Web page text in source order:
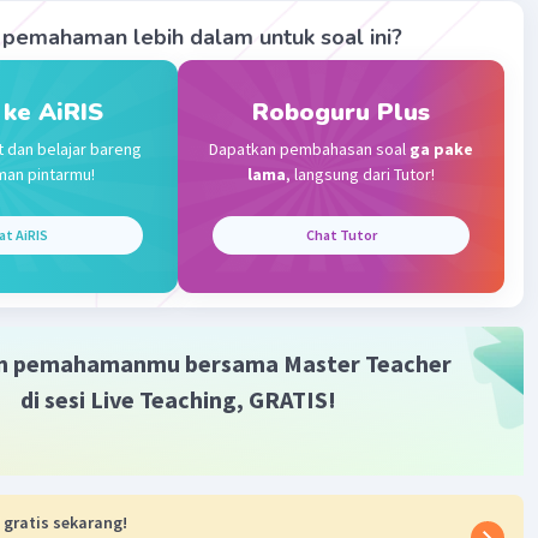
Community
00:02
lebih dalam untuk soal ini?
AiRIS
dan belajar bareng
pintarmu!
AiRIS
Roboguru Plus
Dapatkan pembahasan soal ga pake
lama, langsung dari Tutor!
Chat Tutor
pemahamanmu bersama Master Teacher
di sesi Live Teaching, GRATIS!
gratis sekarang!